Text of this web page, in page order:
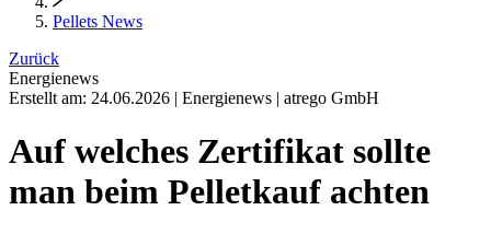
Pellets News
Zurück
Energienews
Erstellt am: 24.06.2026 | Energienews | atrego GmbH
Auf welches Zertifikat sollte
man beim Pelletkauf achten